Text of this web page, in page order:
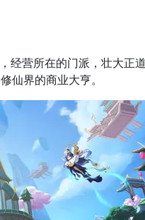
经营所在的门派，壮大正
仙界的商业大亨。